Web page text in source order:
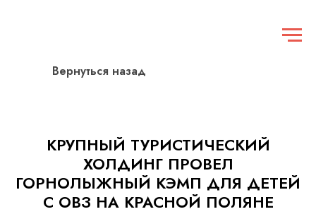
Вернуться назад
КРУПНЫЙ ТУРИСТИЧЕСКИЙ
ХОЛДИНГ ПРОВЕЛ
ГОРНОЛЫЖНЫЙ КЭМП ДЛЯ ДЕТЕЙ
С ОВЗ НА КРАСНОЙ ПОЛЯНЕ